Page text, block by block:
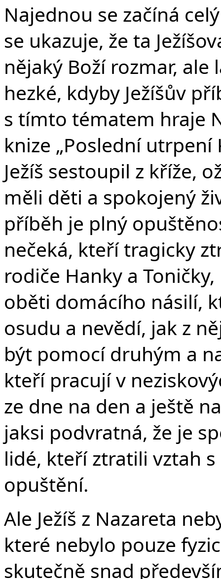
Najednou se začíná
se ukazuje, že ta
nějaký Boží rozmar, ale
hezké, kdyby Ježíšův
s tímto tématem hraje
knize „Poslední utrpení
Ježíš sestoupil z kříže,
měli děti a spokojený
příběh je plný
nečeká, kteří tragicky
rodiče Hanky a
oběti domácího násilí,
osudu a nevědí, jak z
být pomocí druhým a
kteří pracují v
ze dne na den a ještě
jaksi podvratná, že je
lidé, kteří ztratili vztah
opuštění.
Ale Ježíš z Nazareta
které nebylo pouze
skutečně snad